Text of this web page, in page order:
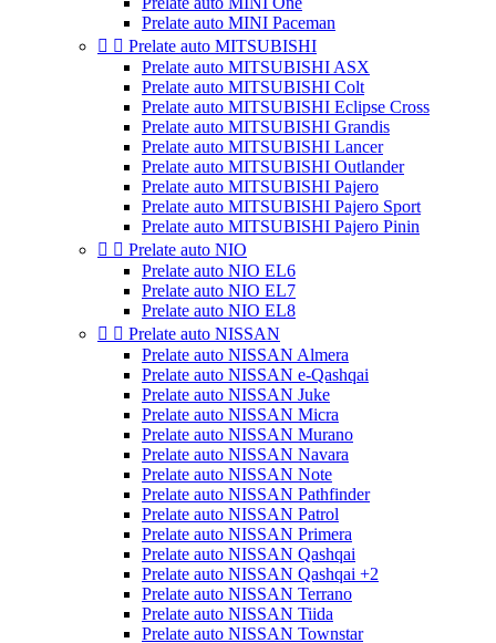
Prelate auto MINI Paceman
  Prelate auto MITSUBISHI
Prelate auto MITSUBISHI ASX
Prelate auto MITSUBISHI Colt
Prelate auto MITSUBISHI Eclipse Cross
Prelate auto MITSUBISHI Grandis
Prelate auto MITSUBISHI Lancer
Prelate auto MITSUBISHI Outlander
Prelate auto MITSUBISHI Pajero
Prelate auto MITSUBISHI Pajero Sport
Prelate auto MITSUBISHI Pajero Pinin
  Prelate auto NIO
Prelate auto NIO EL6
Prelate auto NIO EL7
Prelate auto NIO EL8
  Prelate auto NISSAN
Prelate auto NISSAN Almera
Prelate auto NISSAN e-Qashqai
Prelate auto NISSAN Juke
Prelate auto NISSAN Micra
Prelate auto NISSAN Murano
Prelate auto NISSAN Navara
Prelate auto NISSAN Note
Prelate auto NISSAN Pathfinder
Prelate auto NISSAN Patrol
Prelate auto NISSAN Primera
Prelate auto NISSAN Qashqai
Prelate auto NISSAN Qashqai +2
Prelate auto NISSAN Terrano
Prelate auto NISSAN Tiida
Prelate auto NISSAN Townstar